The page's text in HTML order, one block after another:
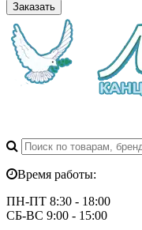
Заказать
Время работы:
ПН-ПТ 8:30 - 18:00
СБ-ВС 9:00 - 15:00